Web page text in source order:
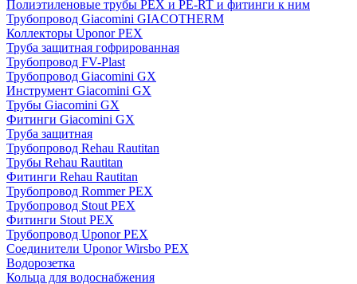
Полиэтиленовые трубы PEX и PE-RT и фитинги к ним
Трубопровод Giacomini GIACOTHERM
Коллекторы Uponor PEX
Труба защитная гофрированная
Трубопровод FV-Plast
Трубопровод Giacomini GX
Инструмент Giacomini GX
Трубы Giacomini GX
Фитинги Giacomini GX
Труба защитная
Трубопровод Rehau Rautitan
Трубы Rehau Rautitan
Фитинги Rehau Rautitan
Трубопровод Rommer PEX
Трубопровод Stout PEX
Фитинги Stout PEX
Трубопровод Uponor PEX
Соединители Uponor Wirsbo PEX
Водорозетка
Кольца для водоснабжения